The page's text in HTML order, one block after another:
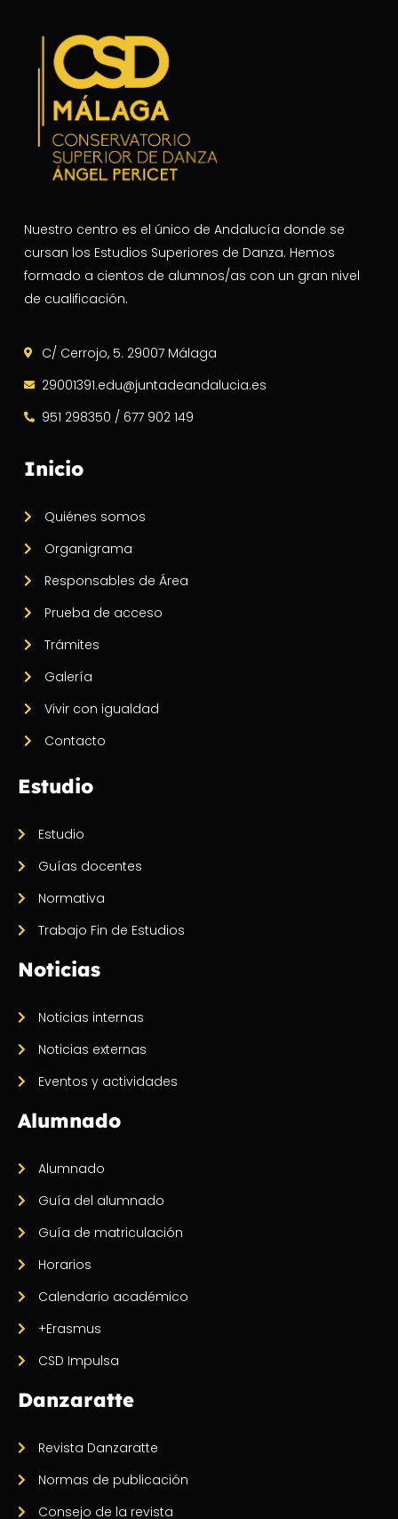
Nuestro centro es el único de Andalucía donde se
cursan los Estudios Superiores de Danza. Hemos
formado a cientos de alumnos/as con un gran nivel
de cualificación.
C/ Cerrojo, 5. 29007 Málaga
29001391.edu@juntadeandalucia.es
951 298350 / 677 902 149
Inicio
Quiénes somos
Organigrama
Responsables de Área
Prueba de acceso
Trámites
Galería
Vivir con igualdad
Contacto
Estudio
Estudio
Guías docentes
Normativa
Trabajo Fin de Estudios
Noticias
Noticias internas
Noticias externas
Eventos y actividades
Alumnado
Alumnado
Guía del alumnado
Guía de matriculación
Horarios
Calendario académico
+Erasmus
CSD Impulsa
Danzaratte
Revista Danzaratte
Normas de publicación
Consejo de la revista